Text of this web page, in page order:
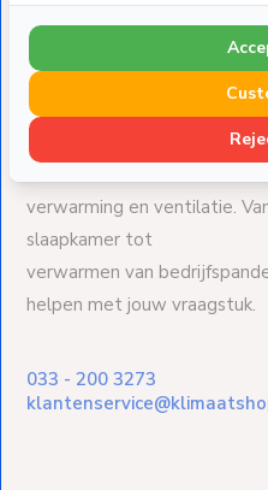
verwarming en ventilatie.
slaapkamer tot
verwarmen van
helpen met jouw vraagstuk.
033 - 200 3273